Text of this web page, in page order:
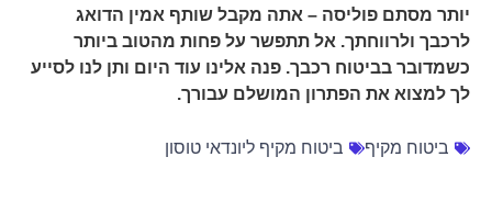
יותר מסתם פוליסה – אתה מקבל שותף אמין הדואג
לרכבך ולרווחתך. אל תתפשר על פחות מהטוב ביותר
כשמדובר בביטוח רכבך. פנה אלינו עוד היום ותן לנו לסייע
לך למצוא את הפתרון המושלם עבורך.
ביטוח מקיף ביטוח מקיף ליונדאי טוסון